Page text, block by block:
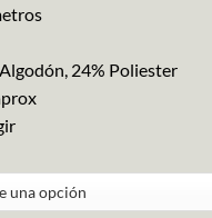
24% Poliester